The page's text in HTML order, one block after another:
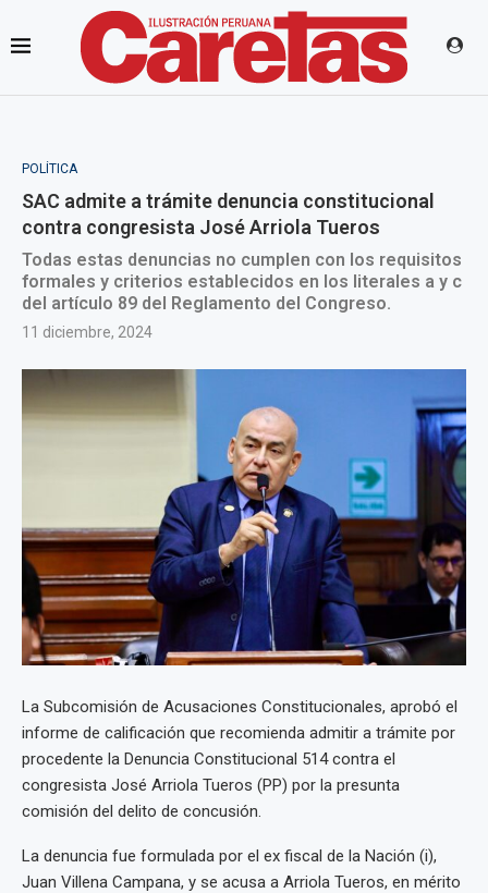
POLÍTICA
SAC admite a trámite denuncia constitucional
contra congresista José Arriola Tueros
Todas estas denuncias no cumplen con los requisitos
formales y criterios establecidos en los literales a y c
del artículo 89 del Reglamento del Congreso.
11 diciembre, 2024
La Subcomisión de Acusaciones Constitucionales, aprobó el
informe de calificación que recomienda admitir a trámite por
procedente la Denuncia Constitucional 514 contra el
congresista José Arriola Tueros (PP) por la presunta
comisión del delito de concusión.
La denuncia fue formulada por el ex fiscal de la Nación (i),
Juan Villena Campana, y se acusa a Arriola Tueros, en mérito